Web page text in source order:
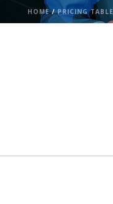
HOME/PRICING TABLE